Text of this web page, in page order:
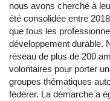
nous avons cherché à
été consolidée entre
que tous les
développement durable.
réseau de plus de 200
volontaires pour porter
groupes thématiques
fédérer. La démarche a